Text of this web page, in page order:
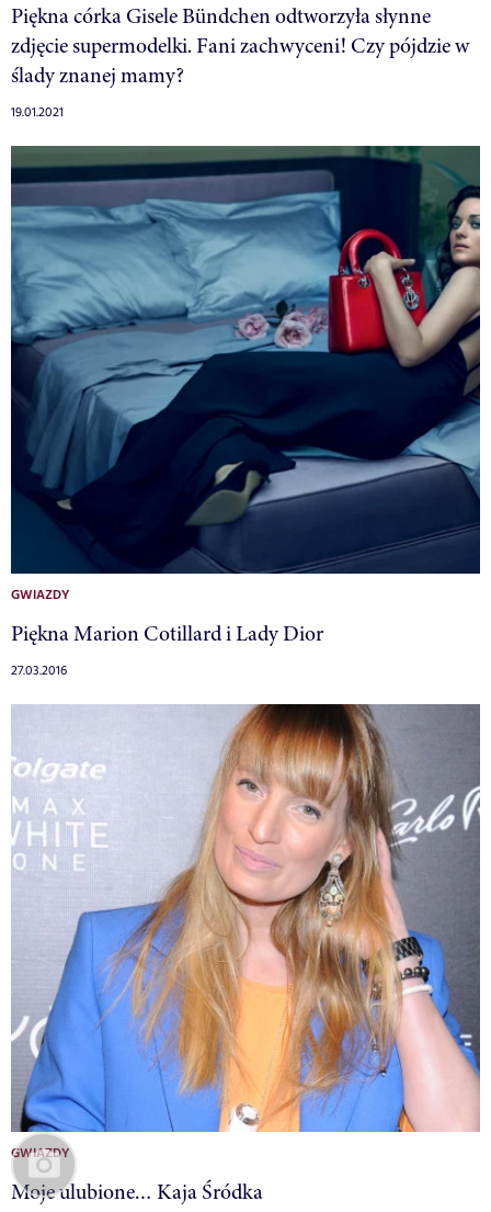
Piękna córka Gisele Bündchen odtworzyła słynne
zdjęcie supermodelki. Fani zachwyceni! Czy pójdzie w
ślady znanej mamy?
19.01.2021
GWIAZDY
Piękna Marion Cotillard i Lady Dior
27.03.2016
GWIAZDY
Moje ulubione… Kaja Śródka